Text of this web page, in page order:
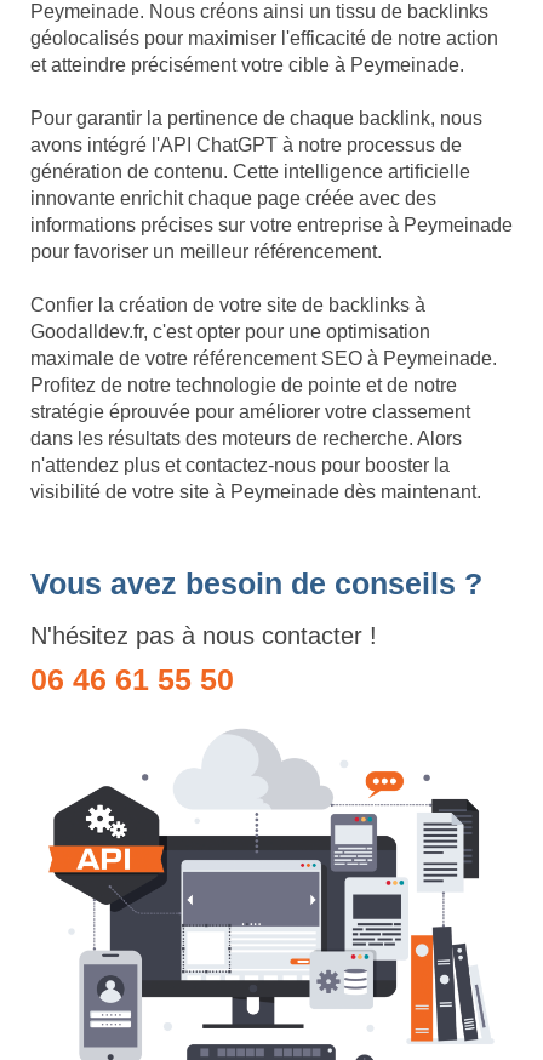
Peymeinade. Nous créons ainsi un tissu de backlinks
géolocalisés pour maximiser l'efficacité de notre action
et atteindre précisément votre cible à Peymeinade.
Pour garantir la pertinence de chaque backlink, nous
avons intégré l'API ChatGPT à notre processus de
génération de contenu. Cette intelligence artificielle
innovante enrichit chaque page créée avec des
informations précises sur votre entreprise à Peymeinade
pour favoriser un meilleur référencement.
Confier la création de votre site de backlinks à
Goodalldev.fr, c'est opter pour une optimisation
maximale de votre référencement SEO à Peymeinade.
Profitez de notre technologie de pointe et de notre
stratégie éprouvée pour améliorer votre classement
dans les résultats des moteurs de recherche. Alors
n'attendez plus et contactez-nous pour booster la
visibilité de votre site à Peymeinade dès maintenant.
Vous avez besoin de conseils ?
N'hésitez pas à nous contacter !
06 46 61 55 50